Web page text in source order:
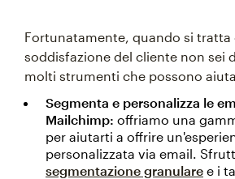
Fortunatamente, quando si tratta
soddisfazione del cliente non sei
molti strumenti che possono
Segmenta e personalizza le
Mailchimp: offriamo una
per aiutarti a offrire
personalizzata via email.
segmentazione granulare e i